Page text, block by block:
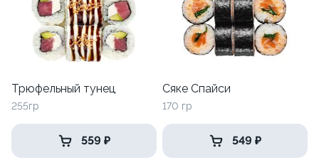
Трюфельный тунец
255гр
559 ₽
Сяке Спайси
170 гр
549 ₽